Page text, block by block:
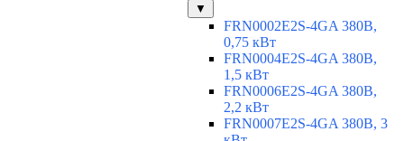
▼
FRN0002E2S-4GA 380В,
0,75 кВт
FRN0004E2S-4GA 380В,
1,5 кВт
FRN0006E2S-4GA 380В,
2,2 кВт
FRN0007E2S-4GA 380В, 3